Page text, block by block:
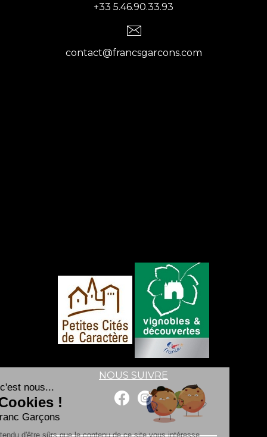
+33 5.46.90.33.93
contact@francsgarcons.com
NOUS SUIVRE
Salut c'est nous...
les Cookies !
Les Franc Garçons
On a attendu d'être sûrs que le contenu de ce site vous intéresse